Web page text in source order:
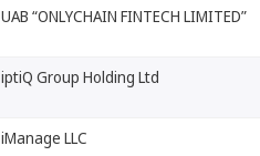
UAB “ONLYCHAIN FINTECH LIMITED”
iptiQ Group Holding Ltd
iManage LLC